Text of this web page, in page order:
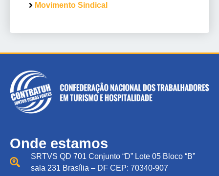
Movimento Sindical
Onde estamos
SRTVS QD 701 Conjunto “D” Lote 05 Bloco “B”
sala 231 Brasília – DF CEP: 70340-907